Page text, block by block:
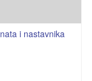
i nastavnika